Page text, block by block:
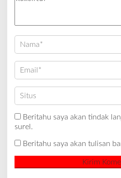
Beritahu saya akan tindak
surel.
Beritahu saya akan tulisan